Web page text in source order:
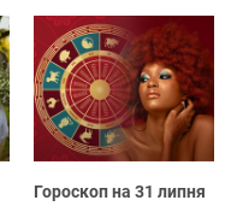
Гороскоп на 31 липня